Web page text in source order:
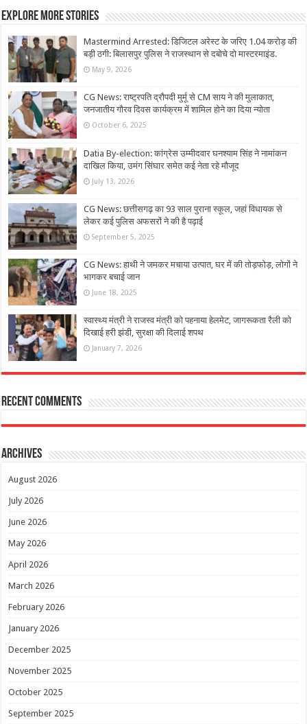
Explore More Stories
Mastermind Arrested: डिजिटल अरेस्ट के जरिए 1.04 करोड़ की
बड़ी ठगी: बिलासपुर पुलिस ने राजस्थान से दबोचे दो मास्टरमाइंड.
May 9, 2026
CG News: राष्ट्रपति द्रौपदी मुर्मू से CM साय ने की मुलाकात,
जनजातीय गौरव दिवस कार्यक्रम में शामिल होने का दिया न्योता
October 6, 2025
Datia By-election: कांग्रेस उम्मीदवार घनश्याम सिंह ने नामांकन
दाखिल किया, उमंग सिंघार समेत कई नेता रहे मौजूद
July 13, 2026
CG News: छत्तीसगढ़ का 93 साल पुराना स्कूल, जहां विधायक से
लेकर कई पुलिस अफसरों ने की है पढ़ाई
September 5, 2025
CG News: हाथी ने जमकर मचाया उत्पात, घर में की तोड़फोड़, लोगों ने
भागकर बचाई जान
June 18, 2025
स्वास्थ्य मंत्री ने राजस्व मंत्री को पहनाया हेलमेट, जागरूकता रैली को
दिखाई हरी झंडी, सुरक्षा की दिलाई शपथ
January 7, 2026
Recent Comments
Archives
August 2026
July 2026
June 2026
May 2026
April 2026
March 2026
February 2026
January 2026
December 2025
November 2025
October 2025
September 2025